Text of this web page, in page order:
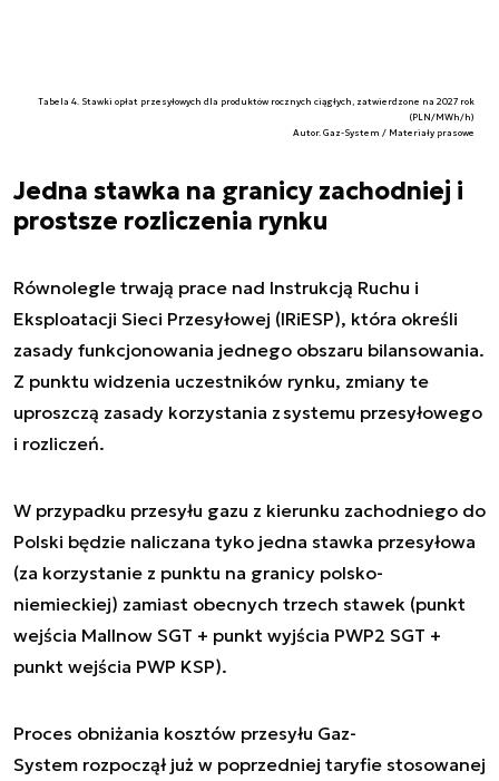
Tabela 4. Stawki opłat przesyłowych dla produktów rocznych ciągłych, zatwierdzone na 2027 rok
(PLN/MWh/h)
Autor. Gaz-System / Materiały prasowe
Jedna stawka na granicy zachodniej i
prostsze rozliczenia rynku
Równolegle trwają prace nad Instrukcją Ruchu i
Eksploatacji Sieci Przesyłowej (IRiESP), która określi
zasady funkcjonowania jednego obszaru bilansowania.
Z punktu widzenia uczestników rynku, zmiany te
uproszczą zasady korzystania z systemu przesyłowego
i rozliczeń.
W przypadku przesyłu gazu z kierunku zachodniego do
Polski będzie naliczana tyko jedna stawka przesyłowa
(za korzystanie z punktu na granicy polsko-
niemieckiej) zamiast obecnych trzech stawek (punkt
wejścia Mallnow SGT + punkt wyjścia PWP2 SGT +
punkt wejścia PWP KSP).
Proces obniżania kosztów przesyłu Gaz-
System rozpoczął już w poprzedniej taryfie stosowanej